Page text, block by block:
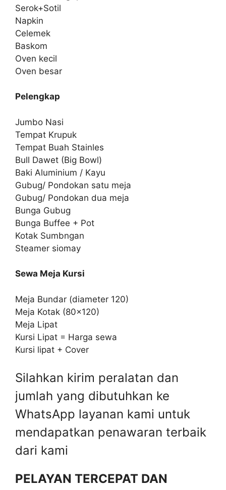
Serok+Sotil
Napkin
Celemek
Baskom
Oven kecil
Oven besar
Pelengkap
Jumbo Nasi
Tempat Krupuk
Tempat Buah Stainles
Bull Dawet (Big Bowl)
Baki Aluminium / Kayu
Gubug/ Pondokan satu meja
Gubug/ Pondokan dua meja
Bunga Gubug
Bunga Buffee + Pot
Kotak Sumbngan
Steamer siomay
Sewa Meja Kursi
Meja Bundar (diameter 120)
Meja Kotak (80×120)
Meja Lipat
Kursi Lipat = Harga sewa
Kursi lipat + Cover
Silahkan kirim peralatan dan
jumlah yang dibutuhkan ke
WhatsApp layanan kami untuk
mendapatkan penawaran terbaik
dari kami
PELAYAN TERCEPAT DAN